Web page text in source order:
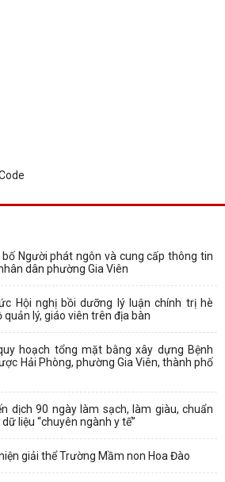
Người phát ngôn và cung cấp thông tin
dân phường Gia Viên
Hội nghị bồi dưỡng lý luận chính trị hè
lý, giáo viên trên địa bàn
hoạch tổng mặt bằng xây dựng Bệnh
Hải Phòng, phường Gia Viên, thành phố
dịch 90 ngày làm sạch, làm giàu, chuẩn
liệu “chuyên ngành y tế”
giải thể Trường Mầm non Hoa Đào